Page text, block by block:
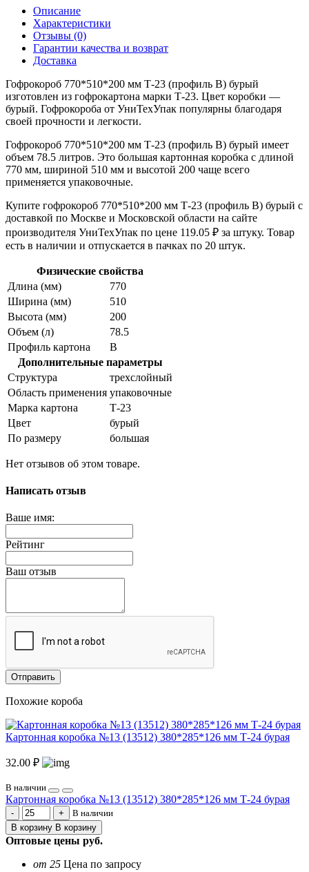
Описание
Характеристики
Отзывы (0)
Гарантии качества и возврат
Доставка
Гофрокороб 770*510*200 мм Т-23 (профиль B) бурый
изготовлен из гофрокартона марки Т-23. Цвет коробки —
бурый. Гофрокороба от УниТехУпак популярны благодаря
своей прочности и легкости.
Гофрокороб 770*510*200 мм Т-23 (профиль B) бурый имеет
объем 78.5 литров. Это большая картонная коробка с длиной
770 мм, шириной 510 мм и высотой 200 чаще всего
применяется упаковочные.
Купите гофрокороб 770*510*200 мм Т-23 (профиль B) бурый с
доставкой по Москве и Московской области на сайте
производителя УниТехУпак по цене 119.05 ₽ за штуку. Товар
есть в наличии и отпускается в пачках по 20 штук.
Физические свойства
Длина (мм)
770
Ширина (мм)
510
Высота (мм)
200
Объем (л)
78.5
Профиль картона
В
Дополнительные параметры
Структура
трехслойный
Область применения упаковочные
Марка картона
Т-23
Цвет
бурый
По размеру
большая
Нет отзывов об этом товаре.
Написать отзыв
Ваше имя:
Рейтинг
Ваш отзыв
Отправить
Похожие короба
Картонная коробка №13 (13512) 380*285*126 мм Т-24 бурая
32.00 ₽
В наличии
Картонная коробка №13 (13512) 380*285*126 мм Т-24 бурая
В наличии
В корзину В корзину
Оптовые цены руб.
от 25 Цена по запросу